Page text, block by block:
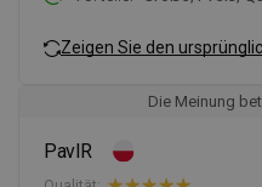
Zeigen Sie den
Die Meinung
PavlR